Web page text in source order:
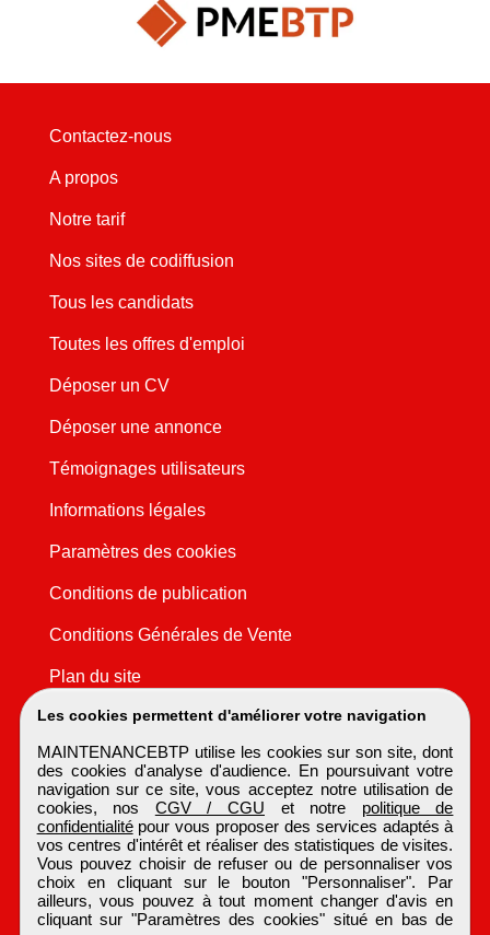
Les cookies permettent d'améliorer votre navigation
MAINTENANCEBTP utilise les cookies sur son site, dont
des cookies d'analyse d'audience. En poursuivant votre
navigation sur ce site, vous acceptez notre utilisation de
cookies, nos CGV / CGU et notre politique de
confidentialitépour vous proposer des services adaptés à
vos centres d'intérêt et réaliser des statistiques de visites.
Vous pouvez choisir de refuser ou de personnaliser vos
choix en cliquant sur le bouton "Personnaliser". Par
ailleurs, vous pouvez à tout moment changer d'avis en
cliquant sur "Paramètres des cookies" situé en bas de
Contactez-nous
A propos
Notre tarif
Nos sites de codiffusion
Tous les candidats
Toutes les offres d'emploi
Déposer un CV
Déposer une annonce
Témoignages utilisateurs
Informations légales
Paramètres des cookies
Conditions de publication
Conditions Générales de Vente
Plan du site